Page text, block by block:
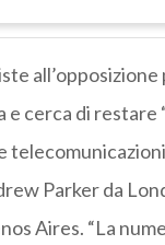
all’opposizione
e cerca di restare
Parker da
Aires. “La